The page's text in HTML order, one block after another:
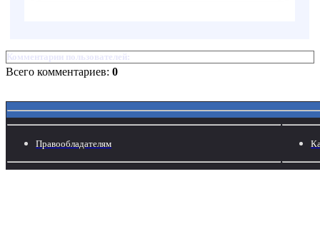
Комментарии пользователей:
Всего комментариев: 0
Правообладателям